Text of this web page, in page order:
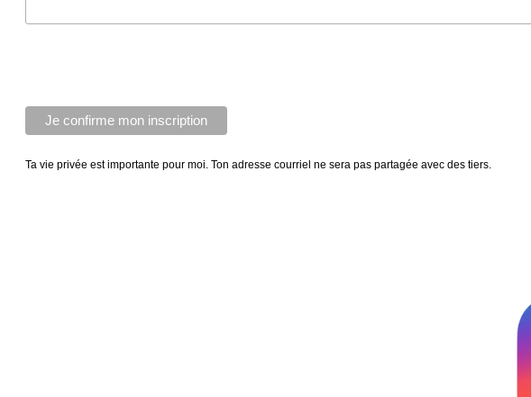
Ta vie privée est importante pour moi. Ton adresse courriel ne sera pas partagée avec des tiers.